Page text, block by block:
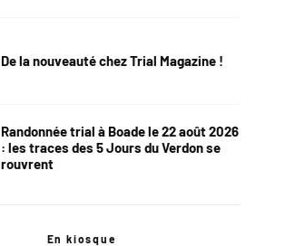
De la nouveauté chez Trial Magazine !
Randonnée trial à Boade le 22 août 2026
: les traces des 5 Jours du Verdon se
rouvrent
En kiosque